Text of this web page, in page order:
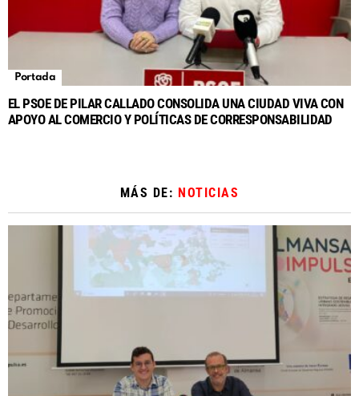
Portada
EL PSOE DE PILAR CALLADO CONSOLIDA UNA CIUDAD VIVA CON
APOYO AL COMERCIO Y POLÍTICAS DE CORRESPONSABILIDAD
MÁS DE: NOTICIAS